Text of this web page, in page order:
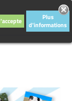
Plus
d'informations